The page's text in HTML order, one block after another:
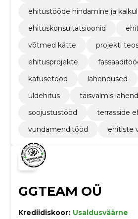
ehitustööde hindamine ja
ehituskonsultatsioonid
võtmed kätte
projekti
ehitusprojekte
katusetööd
lahendused
üldehitus
täisvalmis
soojustustööd
terrasside
vundamenditööd
ehitiste
GGTEAM OÜ
Krediidiskoor: Usaldusväärne